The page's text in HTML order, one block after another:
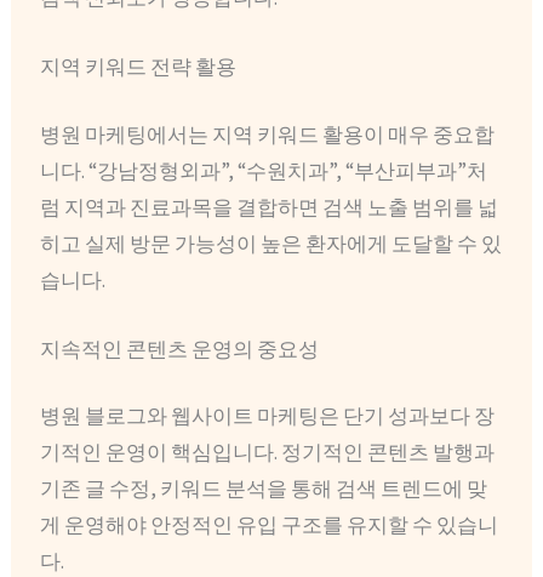
지역 키워드 전략 활용
병원 마케팅에서는 지역 키워드 활용이 매우 중요합
니다. “강남정형외과”, “수원치과”, “부산피부과”처
럼 지역과 진료과목을 결합하면 검색 노출 범위를 넓
히고 실제 방문 가능성이 높은 환자에게 도달할 수 있
습니다.
지속적인 콘텐츠 운영의 중요성
병원 블로그와 웹사이트 마케팅은 단기 성과보다 장
기적인 운영이 핵심입니다. 정기적인 콘텐츠 발행과
기존 글 수정, 키워드 분석을 통해 검색 트렌드에 맞
게 운영해야 안정적인 유입 구조를 유지할 수 있습니
다.